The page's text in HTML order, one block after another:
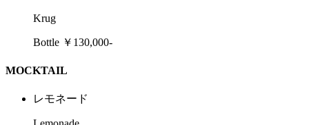
Krug
Bottle ￥130,000-
MOCKTAIL
レモネード